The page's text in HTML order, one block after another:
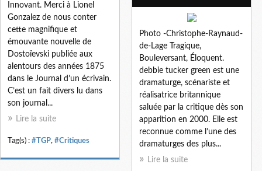
Innovant. Merci à Lionel
Gonzalez de nous conter
cette magnifique et
émouvante nouvelle de
Dostoïevski publiée aux
alentours des années 1875
dans le Journal d’un écrivain.
C’est un fait divers lu dans
son journal...
Lire la suite
Tag(s) : #TGP, #Critiques
Photo -Christophe-Raynaud-
de-Lage Tragique,
Bouleversant, Éloquent.
debbie tucker green est une
dramaturge, scénariste et
réalisatrice britannique
saluée par la critique dès son
apparition en 2000. Elle est
reconnue comme l’une des
dramaturges des plus...
Lire la suite